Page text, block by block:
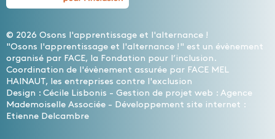
© 2026 Osons l'apprentissage et l'alternance !
"Osons l'apprentissage et l'alternance !" est un évènement
organisé par FACE, la Fondation pour l’inclusion.
Coordination de l'évènement assurée par FACE MEL
HAINAUT, les entreprises contre l'exclusion
Design : Cécile Lisbonis - Gestion de projet web : Agence
Mademoiselle Associée - Développement site internet :
Etienne Delcambre